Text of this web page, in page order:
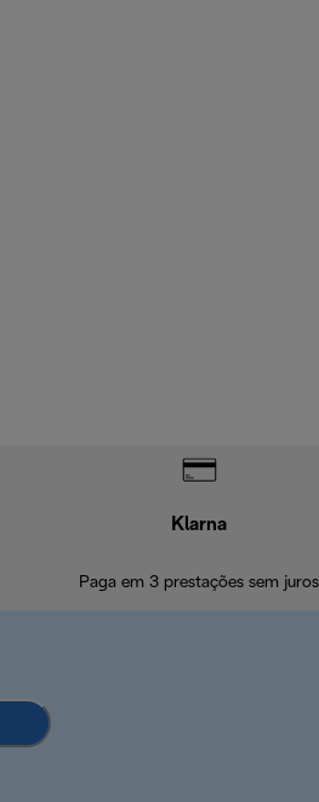
Klarna
Paga em 3 prestações sem juros